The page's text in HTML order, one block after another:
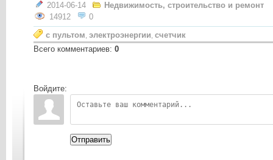
2014-06-14
Недвижимость, строительство и ремонт
14912
0
с пультом электроэнергии счетчик
Всего комментариев: 0
Войдите:
Отправить